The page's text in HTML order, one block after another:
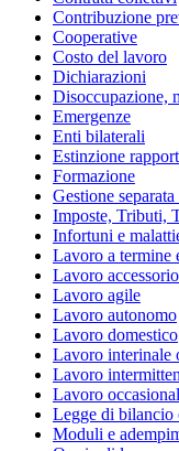
Contribuzione
Cooperative
Costo del lavoro
Dichiarazioni
Disoccupazione,
Emergenze
Enti bilaterali
Estinzione
Formazione
Gestione
Imposte, Tributi,
Infortuni e
Lavoro a termine
Lavoro
Lavoro agile
Lavoro autonomo
Lavoro domestico
Lavoro interinale
Lavoro
Lavoro
Legge di bilancio
Moduli e